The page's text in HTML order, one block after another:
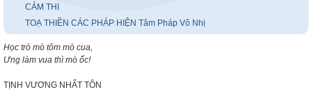
CẢM THI
TOẠ THIỀN CÁC PHÁP HIỆN Tâm Pháp Vô Nhị
Học trò mò tôm mò cua,
Ưng làm vua thì mò ốc!
TỊNH VƯƠNG NHẤT TÔN